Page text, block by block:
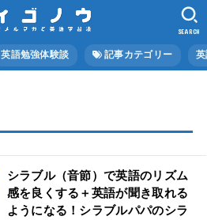
英語勉強体験談 記事カテゴリー
SEARCH
シラブル（音節）で英語のリズム
感を良くする＋英語が聞き取れる
ようになる！シラブルパパのシラ